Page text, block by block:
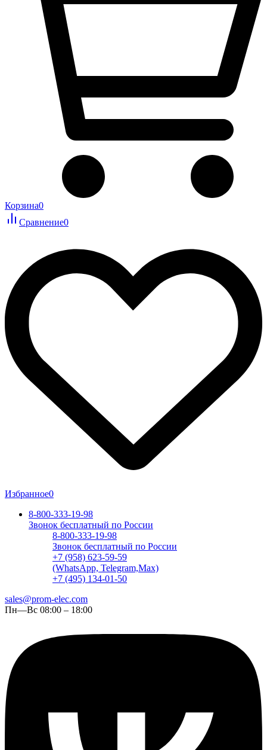
Корзина0
Сравнение0
Избранное0
8-800-333-19-98
Звонок бесплатный по России
8-800-333-19-98
Звонок бесплатный по России
+7 (958) 623-59-59
(WhatsApp, Telegram,Max)
+7 (495) 134-01-50
sales@prom-elec.com
Пн—Вс 08:00 – 18:00